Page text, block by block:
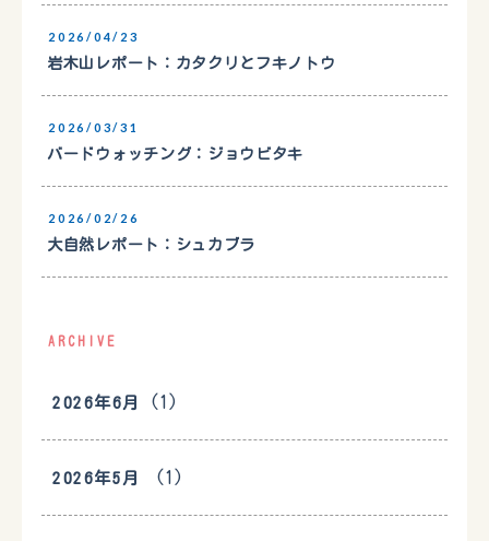
2026/04/23
岩木山レポート：カタクリとフキノトウ
2026/03/31
バードウォッチング：ジョウビタキ
2026/02/26
大自然レポート：シュカブラ
ARCHIVE
2026年6月 (1)
2026年5月 (1)